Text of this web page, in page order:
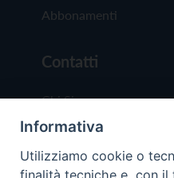
Abbonamenti
Contatti
Chi Siamo
Redazione
Scrivici
Informativa
Utilizziamo cookie o